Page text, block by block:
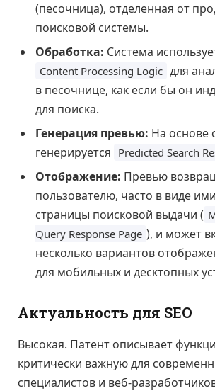
(песочница), отделенная от
поисковой системы.
Обработка: Система
Content Processing Logic для
в песочнице, как если бы он
для поиска.
Генерация превью: На основе
генерируется Predicted Search
Отображение: Превью
пользователю, часто в виде
страницы поисковой выдачи (
Query Response Page ), и может
несколько вариантов
для мобильных и десктопных
Актуальность для SEO
Высокая. Патент описывает
критически важную для
специалистов и веб-